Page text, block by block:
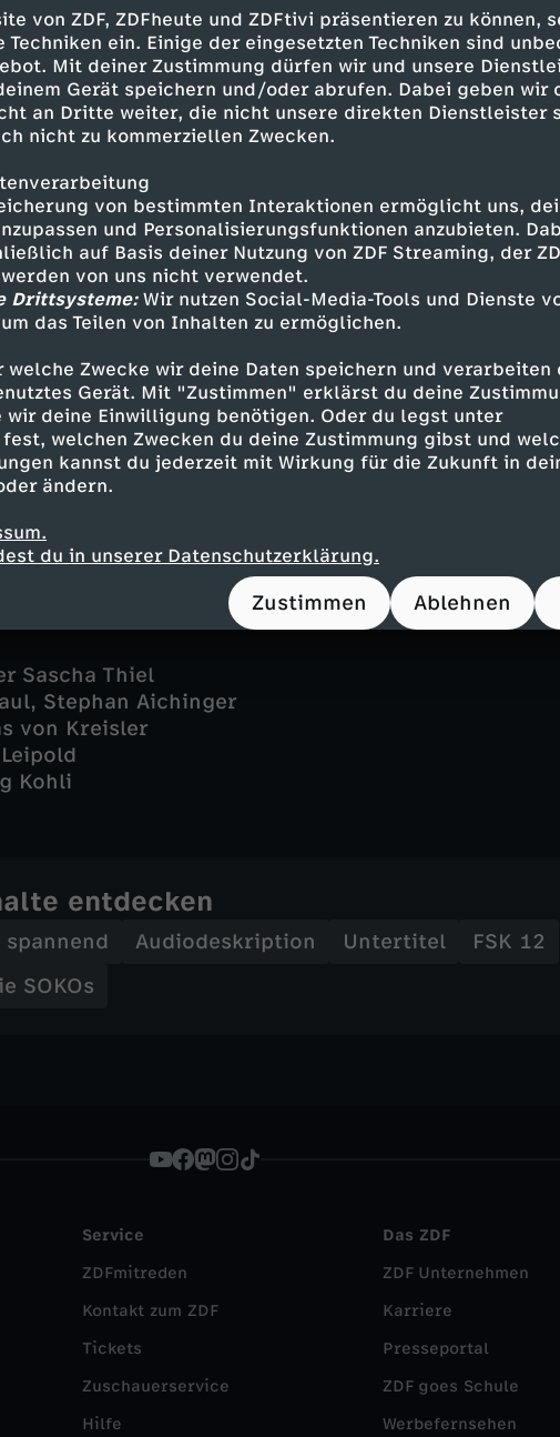
von ZDF, ZDFheute und ZDFtivi präsentieren zu können,
ein. Einige der eingesetzten Techniken sind
Mit deiner Zustimmung dürfen wir und unsere
Gerät speichern und/oder abrufen. Dabei geben wir
an Dritte weiter, die nicht unsere direkten Dienstleister
nicht zu kommerziellen Zwecken.
von bestimmten Interaktionen ermöglicht uns,
und Personalisierungsfunktionen anzubieten.
auf Basis deiner Nutzung von ZDF Streaming, der
von uns nicht verwendet.
Drittsysteme:Wir nutzen Social-Media-Tools und Dienste
das Teilen von Inhalten zu ermöglichen.
welche Zwecke wir deine Daten speichern und verarbeiten
Gerät. Mit "Zustimmen" erklärst du deine
deine Einwilligung benötigen. Oder du legst unter
welchen Zwecken du deine Zustimmung gibst und
kannst du jederzeit mit Wirkung für die Zukunft in
ändern.
du in unserer Datenschutzerklärung.
Zustimmen Ablehnen
vor Paulas Tod mit ihr telefonierte und sich bei
verstrickt? Geriet er in einen Streit mit
schließlich rückt auch Unternehmer Theo
mit Paula einen Rechtsstreit hatte.
Kästel
Besson
Piloty
Landsmann
- Yulia Yáñez Schmidt
Christine Gehlen
- Markus J. Bachmann
Adrian
Will
Cathrin Schaible
Sascha Thiel
Stephan Aichinger
von Kreisler
Kohli
entdecken
spannend Audiodeskription Untertitel
FSK 12
SOKOs
Service
ZDFmitreden
Kontakt zum ZDF
Tickets
Zuschauerservice
Hilfe
Das ZDF
ZDF Unternehmen
Karriere
Presseportal
ZDF goes Schule
Werbefernsehen